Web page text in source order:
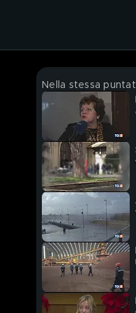
Nella stessa